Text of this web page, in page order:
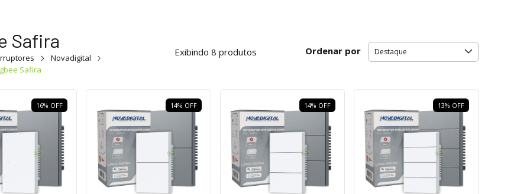
Safira
Novadigital
Safira
Exibindo 8 produtos Ordenar por
16% OFF 14% OFF 14% OFF 13% OFF